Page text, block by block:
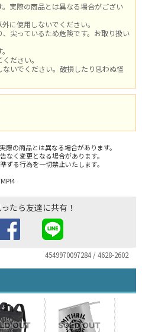
実際の商品とは異なる場合がござい
に使用しないでください。
尖っているため危険です。お取り扱い
ださい。
いでください。破損したり思わぬ怪
の商品とは異なる場合があります。
なく変更となる場合があります。
ずる行為を一切禁止いたします。
たら友達に共有！
4549970097284 / 4628-2602